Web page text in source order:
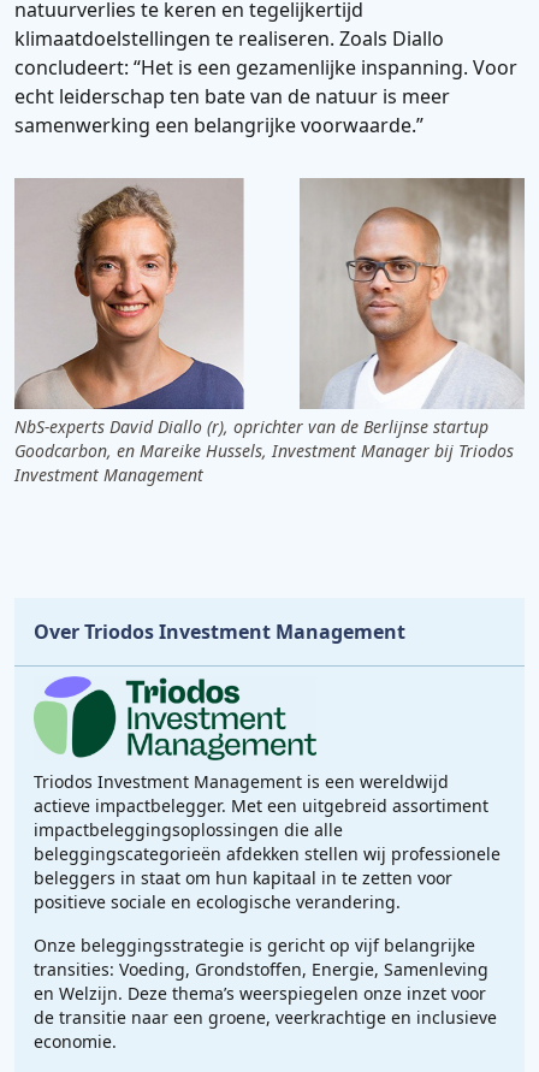
natuurverlies te keren en tegelijkertijd
klimaatdoelstellingen te realiseren. Zoals Diallo
concludeert: “Het is een gezamenlijke inspanning. Voor
echt leiderschap ten bate van de natuur is meer
samenwerking een belangrijke voorwaarde.”
NbS-experts David Diallo (r), oprichter van de Berlijnse startup
Goodcarbon, en Mareike Hussels, Investment Manager bij Triodos
Investment Management
Over Triodos Investment Management
Triodos Investment Management is een wereldwijd
actieve impactbelegger. Met een uitgebreid assortiment
impactbeleggingsoplossingen die alle
beleggingscategorieën afdekken stellen wij professionele
beleggers in staat om hun kapitaal in te zetten voor
positieve sociale en ecologische verandering.
Onze beleggingsstrategie is gericht op vijf belangrijke
transities: Voeding, Grondstoffen, Energie, Samenleving
en Welzijn. Deze thema’s weerspiegelen onze inzet voor
de transitie naar een groene, veerkrachtige en inclusieve
economie.